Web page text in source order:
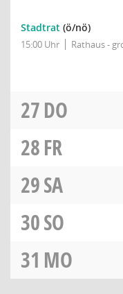
Stadtrat (ö/nö)
15:00 Uhr Rathaus -
27DO
28FR
29SA
30SO
31 MO